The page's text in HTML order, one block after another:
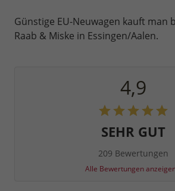
Günstige EU-Neuwagen kauft man
Raab & Miske in Essingen/Aalen.
4,9
SEHR GUT
209 Bewertungen
Alle Bewertungen